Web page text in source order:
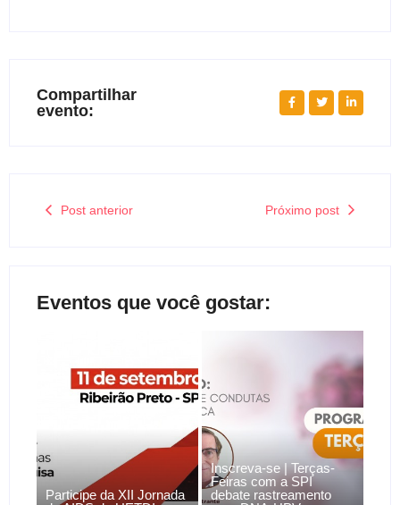
Compartilhar
evento:
Post anterior Próximo post
Eventos que você gostar:
Participe da XII Jornada
Inscreva-se | Terças-
Feiras com a SPI
debate rastreamento